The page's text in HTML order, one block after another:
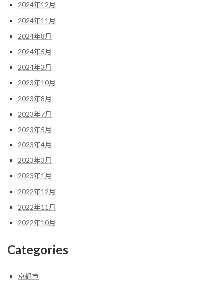
2024年12月
2024年11月
2024年8月
2024年5月
2024年3月
2023年10月
2023年8月
2023年7月
2023年5月
2023年4月
2023年3月
2023年1月
2022年12月
2022年11月
2022年10月
Categories
京都市